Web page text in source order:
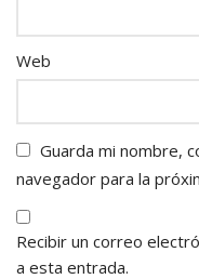
Web
Guarda mi nombre,
navegador para la
Recibir un correo
a esta entrada.